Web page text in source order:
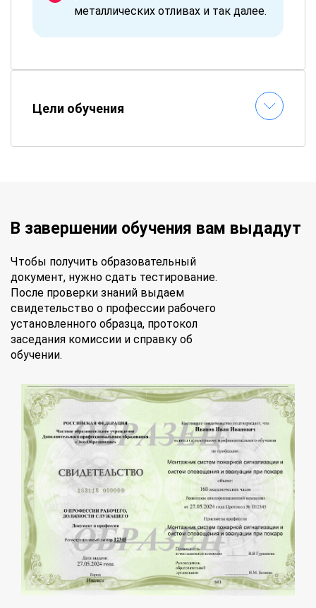
металлических отливах и так далее.
Цели обучения
В завершении обучения вам выдадут
Чтобы получить образовательный
документ, нужно сдать тестирование.
После проверки знаний выдаем
свидетельство о профессии рабочего
установленного образца, протокол
заседания комиссии и справку об
обучении.